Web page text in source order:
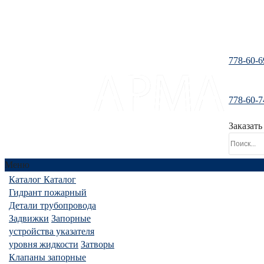
778-60-
778-60-
Меню
Каталог Каталог
Гидрант пожарный
Детали трубопровода
Задвижки Запорные
устройства указателя
уровня жидкости Затворы
Клапаны запорные